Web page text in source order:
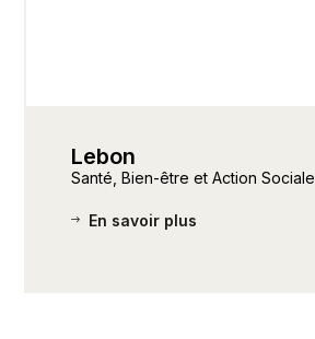
Lebon
Santé, Bien-être et Action Sociale
En savoir plus